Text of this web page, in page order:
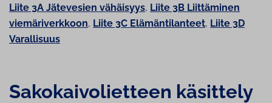
Liite 3A Jätevesien vähäisyys, Liite 3B Liittäminen
viemäriverkkoon, Liite 3C Elämäntilanteet, Liite 3D
Varallisuus
Sa­ko­kai­vo­liet­teen käsittely